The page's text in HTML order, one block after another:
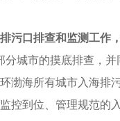
污口排查和监测工作
分城市的摸底排查，
环渤海所有城市入海排
控到位、管理规范的